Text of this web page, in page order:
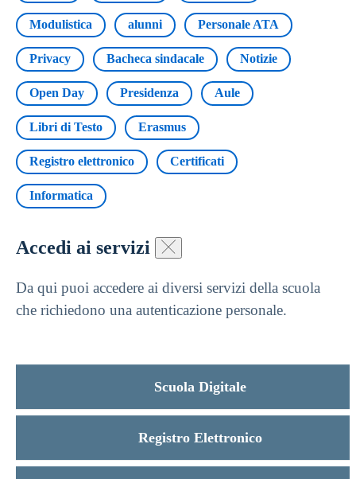
Modulistica alunni Personale ATA
Privacy Bacheca sindacale Notizie
Open Day Presidenza Aule
Libri di Testo Erasmus
Registro elettronico Certificati
Informatica
Accedi ai servizi
Da qui puoi accedere ai diversi servizi della scuola
che richiedono una autenticazione personale.
Scuola Digitale
Registro Elettronico